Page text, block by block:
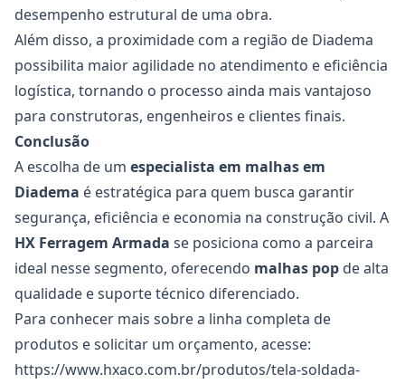
desempenho estrutural de uma obra.
Além disso, a proximidade com a região de Diadema
possibilita maior agilidade no atendimento e eficiência
logística, tornando o processo ainda mais vantajoso
para construtoras, engenheiros e clientes finais.
Conclusão
A escolha de um especialista em malhasem
Diadema é estratégica para quem busca garantir
segurança, eficiência e economia na construção civil. A
HX Ferragem Armada se posiciona como a parceira
ideal nesse segmento, oferecendo malhas pop de alta
qualidade e suporte técnico diferenciado.
Para conhecer mais sobre a linha completa de
produtos e solicitar um orçamento, acesse:
https://www.hxaco.com.br/produtos/tela-soldada-